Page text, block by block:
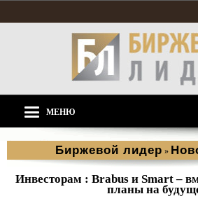
МЕНЮ
Биржевой лидер »
Инвесторам : Brabus и Smart –
планы на